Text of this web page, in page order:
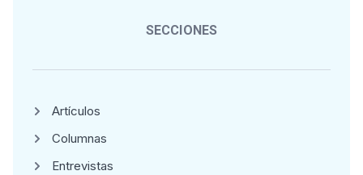
SECCIONES
Artículos
Columnas
Entrevistas